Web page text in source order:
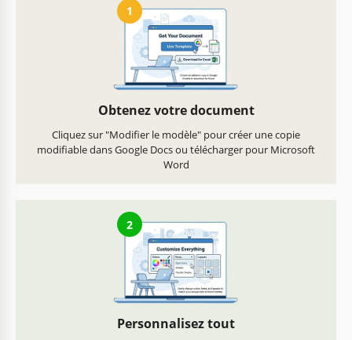
1
Obtenez votre document
Cliquez sur "Modifier le modèle" pour créer une copie
modifiable dans Google Docs ou télécharger pour Microsoft
Word
2
Personnalisez tout